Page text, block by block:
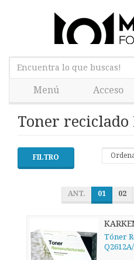
Menú Acceso
Toner reciclado
FILTRO
ANT. 01 02
Tóner